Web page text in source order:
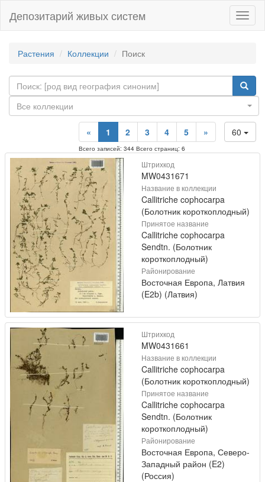
Депозитарий живых систем
Растения Коллекции Поиск
Все коллекции
60
« 1 2 3 4 5 »
Всего записей: 344 Всего страниц: 6
Штрихкод
MW0431671
Название в коллекции
Callitriche cophocarpa
(Болотник короткоплодный)
Принятое название
Callitriche cophocarpa
Sendtn. (Болотник
короткоплодный)
Районирование
Восточная Европа, Латвия
(E2b) (Латвия)
Штрихкод
MW0431661
Название в коллекции
Callitriche cophocarpa
(Болотник короткоплодный)
Принятое название
Callitriche cophocarpa
Sendtn. (Болотник
короткоплодный)
Районирование
Восточная Европа, Северо-
Западный район (E2)
(Россия)